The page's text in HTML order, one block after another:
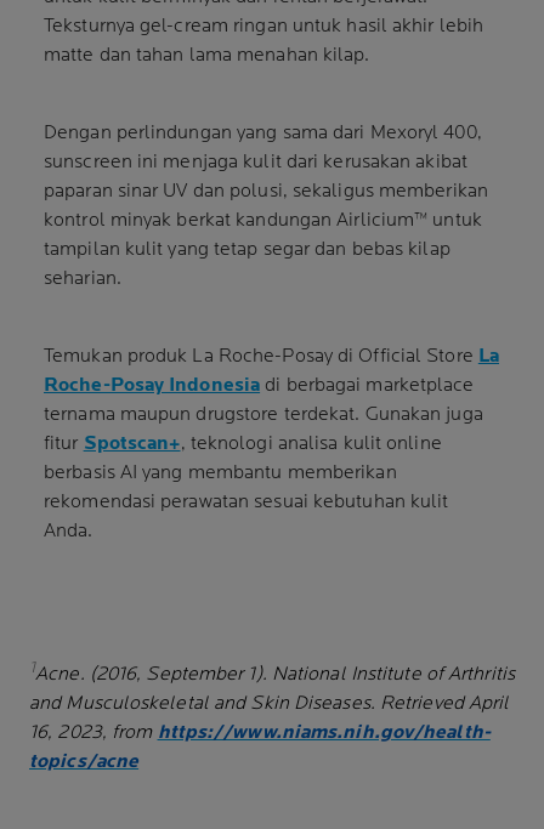
Teksturnya gel-cream ringan untuk hasil akhir lebih
matte dan tahan lama menahan kilap.
Dengan perlindungan yang sama dari Mexoryl 400,
sunscreen ini menjaga kulit dari kerusakan akibat
paparan sinar UV dan polusi, sekaligus memberikan
kontrol minyak berkat kandungan Airlicium™ untuk
tampilan kulit yang tetap segar dan bebas kilap
seharian.
Temukan produk La Roche-Posay di Official Store La
Roche-Posay Indonesia di berbagai marketplace
ternama maupun drugstore terdekat. Gunakan juga
fitur Spotscan+, teknologi analisa kulit online
berbasis AI yang membantu memberikan
rekomendasi perawatan sesuai kebutuhan kulit
Anda.
1Acne. (2016, September 1). National Institute of Arthritis
and Musculoskeletal and Skin Diseases. Retrieved April
16, 2023, from https://www.niams.nih.gov/health-
topics/acne